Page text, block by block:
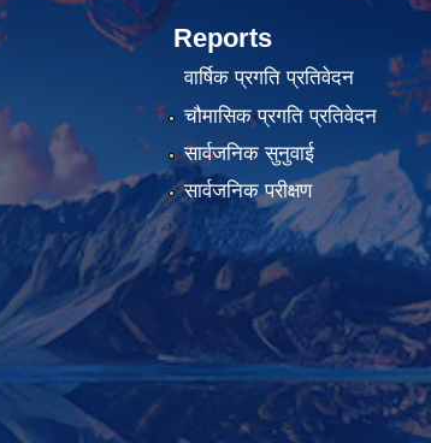
Reports
वार्षिक प्रगति प्रतिवेदन
चौमासिक प्रगति प्रतिवेदन
सार्वजनिक सुनुवाई
सार्वजनिक परीक्षण